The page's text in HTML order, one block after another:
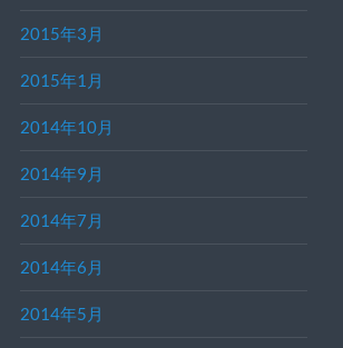
2015年3月
2015年1月
2014年10月
2014年9月
2014年7月
2014年6月
2014年5月